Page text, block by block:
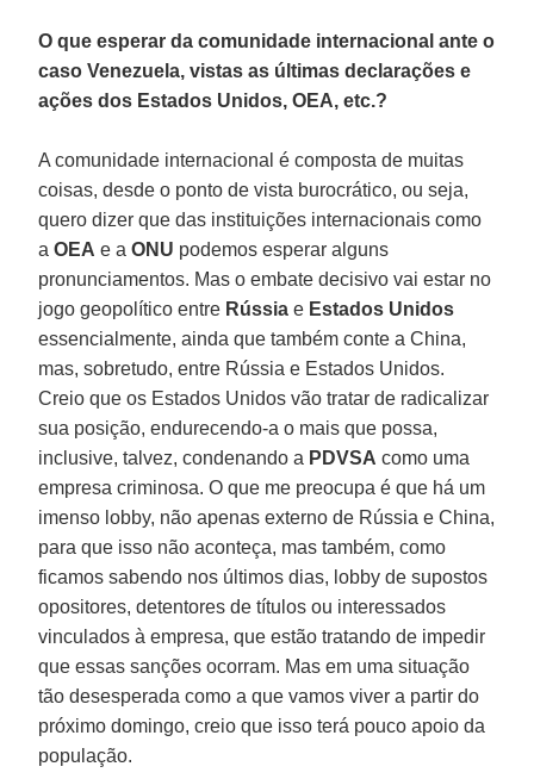
O que esperar da comunidade internacional ante o
caso Venezuela, vistas as últimas declarações e
ações dos Estados Unidos, OEA, etc.?
A comunidade internacional é composta de muitas
coisas, desde o ponto de vista burocrático, ou seja,
quero dizer que das instituições internacionais como
aOEA e aONU podemos esperar alguns
pronunciamentos. Mas o embate decisivo vai estar no
jogo geopolítico entre Rússia e Estados Unidos
essencialmente, ainda que também conte a China,
mas, sobretudo, entre Rússia e Estados Unidos.
Creio que os Estados Unidos vão tratar de radicalizar
sua posição, endurecendo-a o mais que possa,
inclusive, talvez, condenando a PDVSA como uma
empresa criminosa. O que me preocupa é que há um
imenso lobby, não apenas externo de Rússia e China,
para que isso não aconteça, mas também, como
ficamos sabendo nos últimos dias, lobby de supostos
opositores, detentores de títulos ou interessados
vinculados à empresa, que estão tratando de impedir
que essas sanções ocorram. Mas em uma situação
tão desesperada como a que vamos viver a partir do
próximo domingo, creio que isso terá pouco apoio da
população.